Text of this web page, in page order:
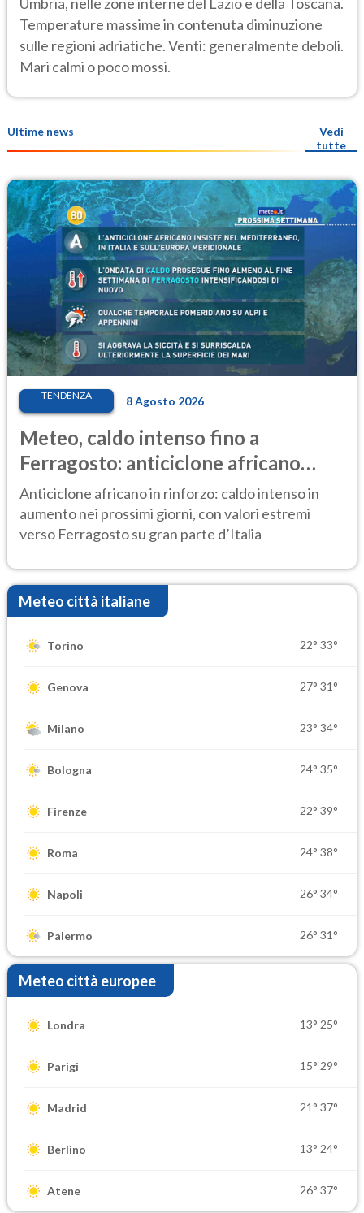
Temperature massime in contenuta diminuzione
sulle regioni adriatiche. Venti: generalmente deboli.
Mari calmi o poco mossi.
Ultime news
Vedi
tutte
TENDENZA 8 Agosto 2026
Meteo, caldo intenso fino a
Ferragosto: anticiclone africano
ancora protagonista
Anticiclone africano in rinforzo: caldo intenso in
aumento nei prossimi giorni, con valori estremi
verso Ferragosto su gran parte d’Italia
Meteo città italiane
Torino 22° 33°
Genova 27° 31°
Milano 23° 34°
Bologna 24° 35°
Firenze 22° 39°
Roma 24° 38°
Napoli 26° 34°
Palermo 26° 31°
Meteo città europee
Londra 13° 25°
Parigi 15° 29°
Madrid 21° 37°
Berlino 13° 24°
Atene 26° 37°